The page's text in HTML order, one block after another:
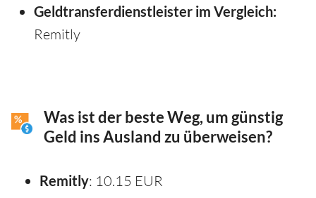
Geldtransferdienstleister im Vergleich:
Remitly
Was ist der beste Weg, um günstig
Geld ins Ausland zu überweisen?
Remitly: 10.15 EUR